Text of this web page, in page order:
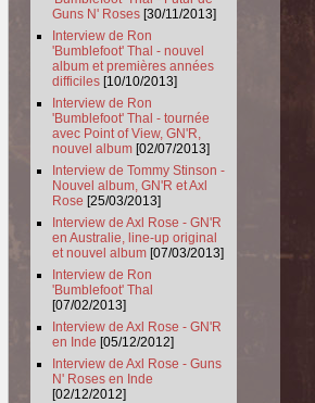
Guns N' Roses [30/11/2013]
Interview de Ron
'Bumblefoot' Thal - nouvel
album et premières années
difficiles [10/10/2013]
Interview de Ron
'Bumblefoot' Thal - tournée
avec Point of View, GN'R,
nouvel album [02/07/2013]
Interview de Tommy Stinson -
Nouvel album, GN'R et Axl
Rose [25/03/2013]
Interview de Axl Rose - GN'R
en Australie, line-up original
et nouvel album [07/03/2013]
Interview de Ron
'Bumblefoot' Thal
[07/02/2013]
Interview de Axl Rose - GN'R
en Inde [05/12/2012]
Interview de Axl Rose - Guns
N' Roses en Inde
[02/12/2012]